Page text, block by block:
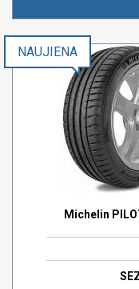
NAUJIENA
Michelin